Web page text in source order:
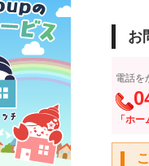
お
電話を
「ホ